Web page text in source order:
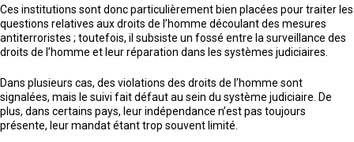
Ces institutions sont donc particulièrement bien placées pour traiter les
questions relatives aux droits de l’homme découlant des mesures
antiterroristes ; toutefois, il subsiste un fossé entre la surveillance des
droits de l’homme et leur réparation dans les systèmes judiciaires.
Dans plusieurs cas, des violations des droits de l’homme sont
signalées, mais le suivi fait défaut au sein du système judiciaire. De
plus, dans certains pays, leur indépendance n’est pas toujours
présente, leur mandat étant trop souvent limité.